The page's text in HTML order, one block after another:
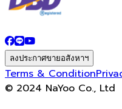
ลงประกาศขายอสังหาฯ
Terms & Condition
© 2024 NaYoo Co., Ltd